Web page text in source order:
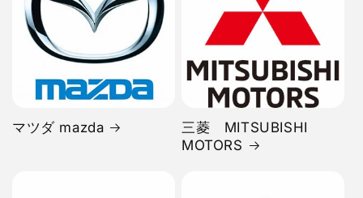
マツダ mazda
三菱 MITSUBISHI
MOTORS